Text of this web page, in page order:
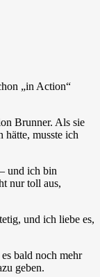
„in Action“
Brunner. Als sie
hätte, musste ich
und ich bin
nur toll aus,
und ich liebe es,
bald noch mehr
geben.